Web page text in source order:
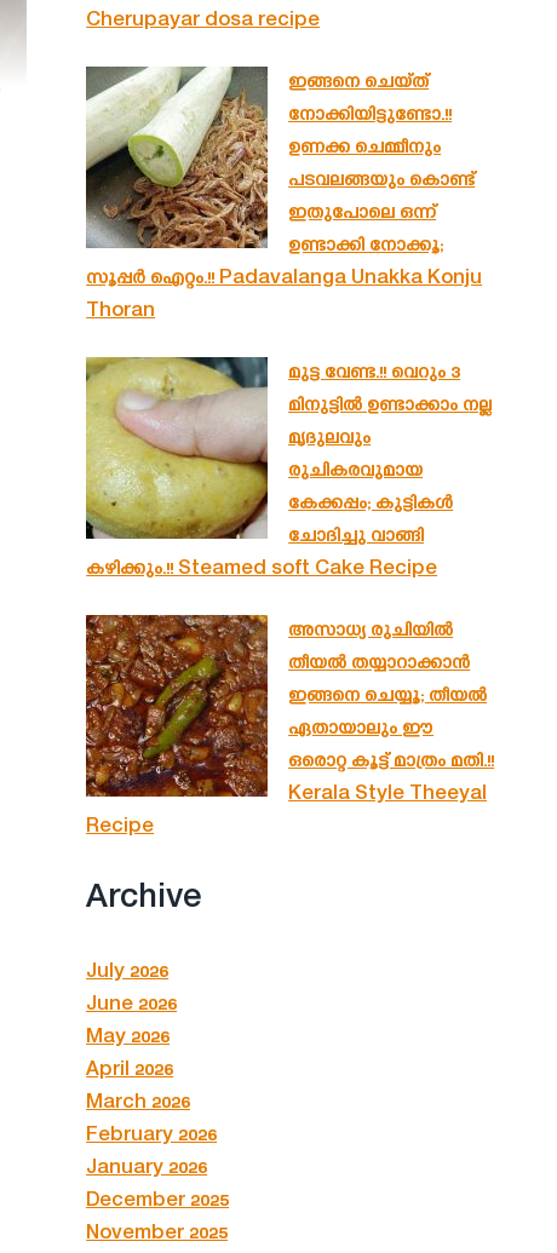
Cherupayar dosa recipe
ഇങ്ങനെ ചെയ്ത്
നോക്കിയിട്ടുണ്ടോ.!!
ഉണക്ക ചെമ്മീനും
പടവലങ്ങയും കൊണ്ട്
ഇതുപോലെ ഒന്ന്
ഉണ്ടാക്കി നോക്കൂ;
സൂപ്പർ ഐറ്റം.!! Padavalanga Unakka Konju
Thoran
മുട്ട വേണ്ട.!! വെറും 3
മിനുട്ടിൽ ഉണ്ടാക്കാം നല്ല
മൃദുലവും
രുചികരവുമായ
കേക്കപ്പം; കുട്ടികൾ
ചോദിച്ചു വാങ്ങി
കഴിക്കും.!! Steamed soft Cake Recipe
അസാധ്യ രുചിയിൽ
തീയൽ തയ്യാറാക്കാൻ
ഇങ്ങനെ ചെയ്യൂ; തീയൽ
ഏതായാലും ഈ
ഒരൊറ്റ കൂട്ട് മാത്രം മതി.!!
Kerala Style Theeyal
Recipe
Archive
July 2026
June 2026
May 2026
April 2026
March 2026
February 2026
January 2026
December 2025
November 2025